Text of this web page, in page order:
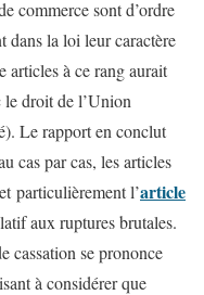
commerce sont d’ordre
dans la loi leur caractère
articles à ce rang aurait
droit de l’Union
Le rapport en conclut
cas par cas, les articles
particulièrement l’article
aux ruptures brutales.
cassation se prononce
à considérer que